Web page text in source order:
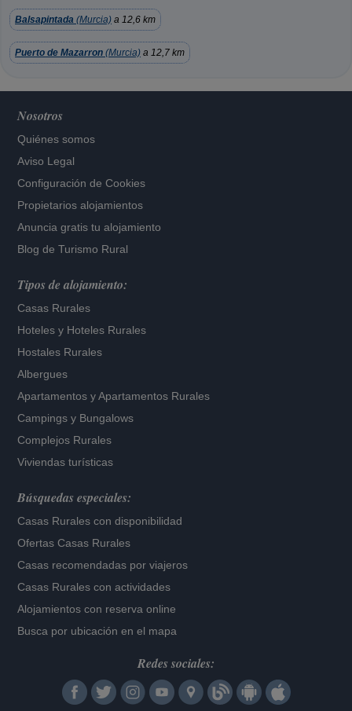
Balsapintada (Murcia) a 12,6 km
Puerto de Mazarron (Murcia) a 12,7 km
Nosotros
Quiénes somos
Aviso Legal
Configuración de Cookies
Propietarios alojamientos
Anuncia gratis tu alojamiento
Blog de Turismo Rural
Tipos de alojamiento:
Casas Rurales
Hoteles y Hoteles Rurales
Hostales Rurales
Albergues
Apartamentos yApartamentos Rurales
Campings y Bungalows
Complejos Rurales
Viviendas turísticas
Búsquedas especiales:
Casas Rurales con disponibilidad
Ofertas Casas Rurales
Casas recomendadas por viajeros
Casas Rurales con actividades
Alojamientos con reserva online
Busca por ubicación en el mapa
Redes sociales: